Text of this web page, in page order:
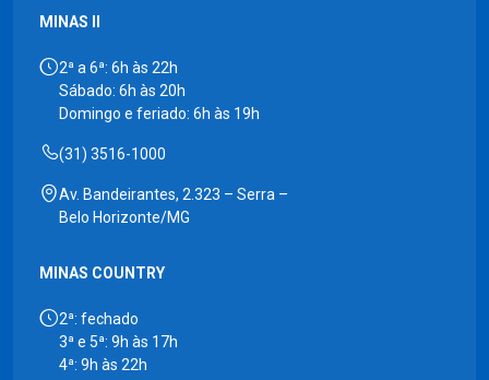
MINAS II
2ª a 6ª: 6h às 22h
Sábado: 6h às 20h
Domingo e feriado: 6h às 19h
(31) 3516-1000
Av. Bandeirantes, 2.323 – Serra –
Belo Horizonte/MG
MINAS COUNTRY
2ª: fechado
3ª e 5ª: 9h às 17h
4ª: 9h às 22h